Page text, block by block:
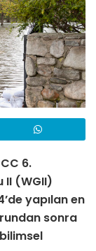
6.
II (WGII)
yapılan en
sonra